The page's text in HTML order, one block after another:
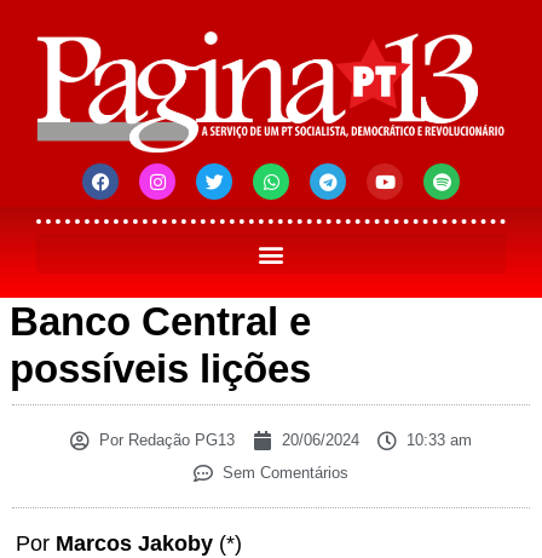
Banco Central e
possíveis lições
Por Redação PG13 20/06/2024
10:33 am
Sem Comentários
Por Marcos Jakoby (*)